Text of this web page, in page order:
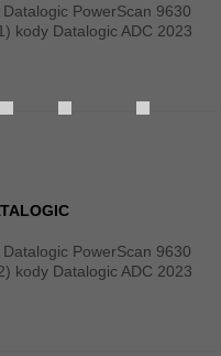
PowerScan 9630
kody Datalogic ADC 2023
PowerScan 9630
kody Datalogic ADC 2023